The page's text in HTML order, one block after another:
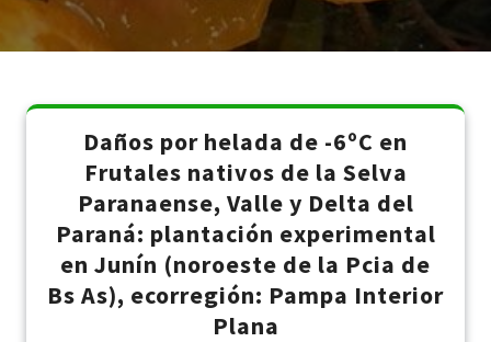
Daños por helada de -6ºC en
Frutales nativos de la Selva
Paranaense, Valle y Delta del
Paraná: plantación experimental
en Junín (noroeste de la Pcia de
Bs As), ecorregión: Pampa Interior
Plana